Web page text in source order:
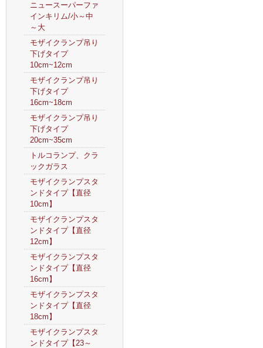
ニュースーパーファ
インキリム/小～中
～大
モザイクランプ吊り
下げタイプ
10cm~12cm
モザイクランプ吊り
下げタイプ
16cm~18cm
モザイクランプ吊り
下げタイプ
20cm~35cm
トルコランプ、クラ
ックガラス
モザイクランプスタ
ンドタイプ【直径
10cm】
モザイクランプスタ
ンドタイプ【直径
12cm】
モザイクランプスタ
ンドタイプ【直径
16cm】
モザイクランプスタ
ンドタイプ【直径
18cm】
モザイクランプスタ
ンドタイプ【23～